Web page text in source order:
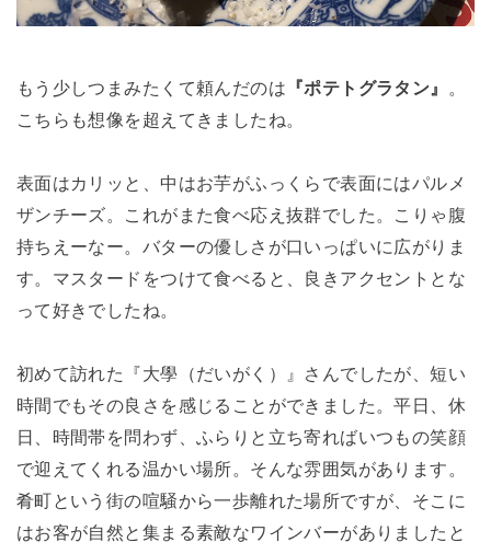
もう少しつまみたくて頼んだのは 『ポテトグラタン』
。
こちらも想像を超えてきましたね。
表面はカリッと、中はお芋がふっくらで表面にはパルメ
ザンチーズ。これがまた食べ応え抜群でした。こりゃ腹
持ちえーなー。バターの優しさが口いっぱいに広がりま
す。マスタードをつけて食べると、良きアクセントとな
って好きでしたね。
初めて訪れた『大學（だいがく）』さんでしたが、短い
時間でもその良さを感じることができました。平日、休
日、時間帯を問わず、ふらりと立ち寄ればいつもの笑顔
で迎えてくれる温かい場所。そんな雰囲気があります。
肴町という街の喧騒から一歩離れた場所ですが、そこに
はお客が自然と集まる素敵なワインバーがありましたと